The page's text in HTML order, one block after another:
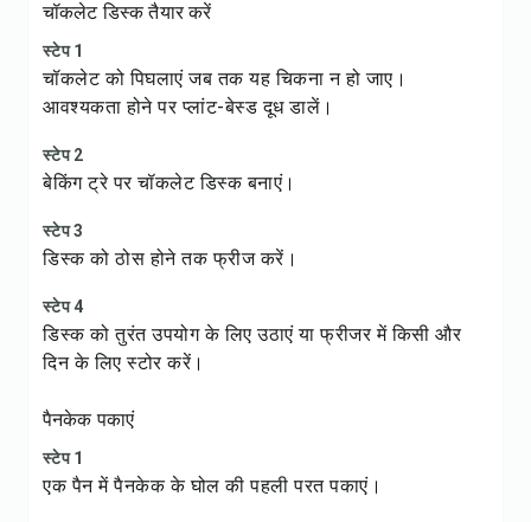
चॉकलेट डिस्क तैयार करें
स्टेप 1
चॉकलेट को पिघलाएं जब तक यह चिकना न हो जाए।
आवश्यकता होने पर प्लांट-बेस्ड दूध डालें।
स्टेप 2
बेकिंग ट्रे पर चॉकलेट डिस्क बनाएं।
स्टेप 3
डिस्क को ठोस होने तक फ्रीज करें।
स्टेप 4
डिस्क को तुरंत उपयोग के लिए उठाएं या फ्रीजर में किसी और
दिन के लिए स्टोर करें।
पैनकेक पकाएं
स्टेप 1
एक पैन में पैनकेक के घोल की पहली परत पकाएं।